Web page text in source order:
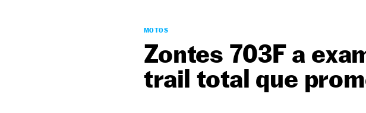
MOTOS
Zontes 703F a
trail total que